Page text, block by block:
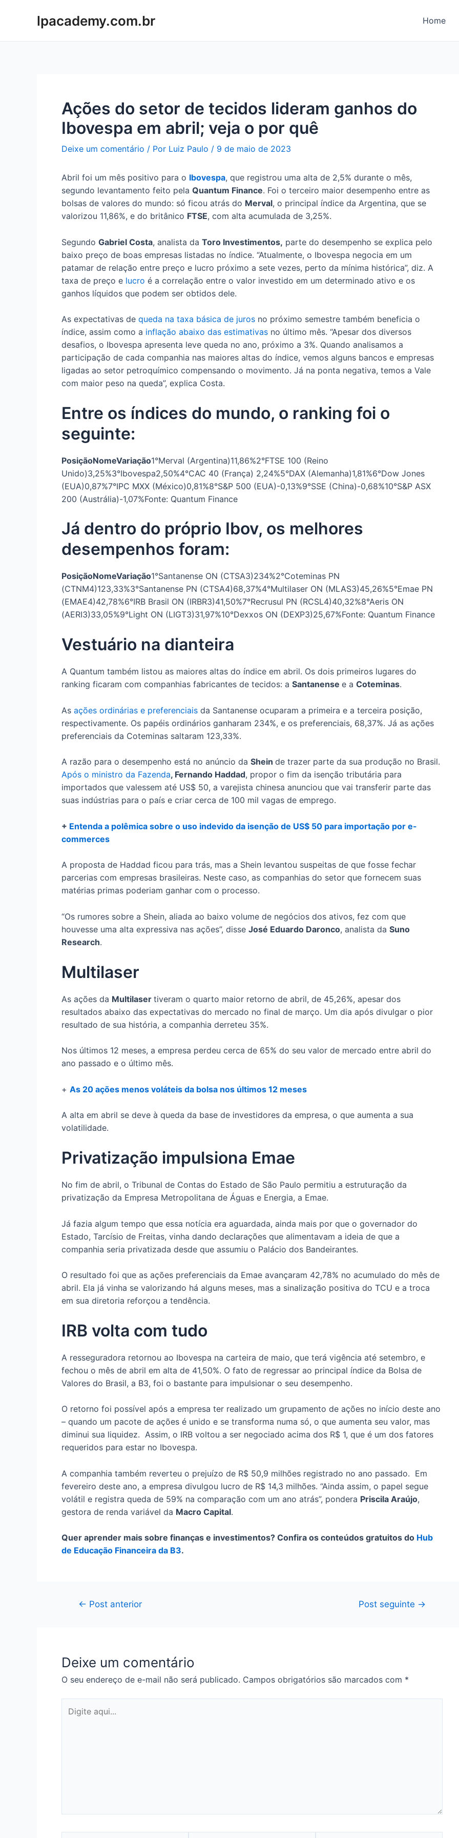
lpacademy.com.br Home
Ações do setor de tecidos lideram ganhos do
Ibovespa em abril; veja o por quê
Deixe um comentário / Por Luiz Paulo / 9 de maio de 2023
Abril foi um mês positivo para o Ibovespa, que registrou uma alta de 2,5% durante o mês,
segundo levantamento feito pela Quantum Finance. Foi o terceiro maior desempenho entre as
bolsas de valores do mundo: só ficou atrás do Merval, o principal índice da Argentina, que se
valorizou 11,86%, e do britânico FTSE, com alta acumulada de 3,25%.
Segundo Gabriel Costa, analista da Toro Investimentos, parte do desempenho se explica pelo
baixo preço de boas empresas listadas no índice. “Atualmente, o Ibovespa negocia em um
patamar de relação entre preço e lucro próximo a sete vezes, perto da mínima histórica”, diz. A
taxa de preço e lucro é a correlação entre o valor investido em um determinado ativo e os
ganhos líquidos que podem ser obtidos dele.
As expectativas de queda na taxa básica de juros no próximo semestre também beneficia o
índice, assim como a inflação abaixo das estimativas no último mês. “Apesar dos diversos
desafios, o Ibovespa apresenta leve queda no ano, próximo a 3%. Quando analisamos a
participação de cada companhia nas maiores altas do índice, vemos alguns bancos e empresas
ligadas ao setor petroquímico compensando o movimento. Já na ponta negativa, temos a Vale
com maior peso na queda”, explica Costa.
Entre os índices do mundo, o ranking foi o
seguinte:
PosiçãoNomeVariação1°Merval (Argentina)11,86%2°FTSE 100 (Reino
Unido)3,25%3°Ibovespa2,50%4°CAC 40 (França) 2,24%5°DAX (Alemanha)1,81%6°Dow Jones
(EUA)0,87%7°IPC MXX (México)0,81%8°S&P 500 (EUA)-0,13%9°SSE (China)-0,68%10°S&P ASX
200 (Austrália)-1,07%Fonte: Quantum Finance
Já dentro do próprio Ibov, os melhores
desempenhos foram:
PosiçãoNomeVariação1°Santanense ON (CTSA3)234%2°Coteminas PN
(CTNM4)123,33%3°Santanense PN (CTSA4)68,37%4°Multilaser ON (MLAS3)45,26%5°Emae PN
(EMAE4)42,78%6°IRB Brasil ON (IRBR3)41,50%7°Recrusul PN (RCSL4)40,32%8°Aeris ON
(AERI3)33,05%9°Light ON (LIGT3)31,97%10°Dexxos ON (DEXP3)25,67%Fonte: Quantum Finance
Vestuário na dianteira
A Quantum também listou as maiores altas do índice em abril. Os dois primeiros lugares do
ranking ficaram com companhias fabricantes de tecidos: a Santanense e a Coteminas.
As ações ordinárias e preferenciais da Santanense ocuparam a primeira e a terceira posição,
respectivamente. Os papéis ordinários ganharam 234%, e os preferenciais, 68,37%. Já as ações
preferenciais da Coteminas saltaram 123,33%.
A razão para o desempenho está no anúncio da Shein de trazer parte da sua produção no Brasil.
Após o ministro da Fazenda, Fernando Haddad, propor o fim da isenção tributária para
importados que valessem até US$ 50, a varejista chinesa anunciou que vai transferir parte das
suas indústrias para o país e criar cerca de 100 mil vagas de emprego.
+ Entenda a polêmica sobre o uso indevido da isenção de US$ 50 para importação por e-
commerces
A proposta de Haddad ficou para trás, mas a Shein levantou suspeitas de que fosse fechar
parcerias com empresas brasileiras. Neste caso, as companhias do setor que fornecem suas
matérias primas poderiam ganhar com o processo.
“Os rumores sobre a Shein, aliada ao baixo volume de negócios dos ativos, fez com que
houvesse uma alta expressiva nas ações”, disse José Eduardo Daronco, analista da Suno
Research.
Multilaser
As ações da Multilaser tiveram o quarto maior retorno de abril, de 45,26%, apesar dos
resultados abaixo das expectativas do mercado no final de março. Um dia após divulgar o pior
resultado de sua história, a companhia derreteu 35%.
Nos últimos 12 meses, a empresa perdeu cerca de 65% do seu valor de mercado entre abril do
ano passado e o último mês.
+ As 20 ações menos voláteis da bolsa nos últimos 12 meses
A alta em abril se deve à queda da base de investidores da empresa, o que aumenta a sua
volatilidade.
Privatização impulsiona Emae
No fim de abril, o Tribunal de Contas do Estado de São Paulo permitiu a estruturação da
privatização da Empresa Metropolitana de Águas e Energia, a Emae.
Já fazia algum tempo que essa notícia era aguardada, ainda mais por que o governador do
Estado, Tarcísio de Freitas, vinha dando declarações que alimentavam a ideia de que a
companhia seria privatizada desde que assumiu o Palácio dos Bandeirantes.
O resultado foi que as ações preferenciais da Emae avançaram 42,78% no acumulado do mês de
abril. Ela já vinha se valorizando há alguns meses, mas a sinalização positiva do TCU e a troca
em sua diretoria reforçou a tendência.
IRB volta com tudo
A resseguradora retornou ao Ibovespa na carteira de maio, que terá vigência até setembro, e
fechou o mês de abril em alta de 41,50%. O fato de regressar ao principal índice da Bolsa de
Valores do Brasil, a B3, foi o bastante para impulsionar o seu desempenho.
O retorno foi possível após a empresa ter realizado um grupamento de ações no início deste ano
– quando um pacote de ações é unido e se transforma numa só, o que aumenta seu valor, mas
diminui sua liquidez. Assim, o IRB voltou a ser negociado acima dos R$ 1, que é um dos fatores
requeridos para estar no Ibovespa.
A companhia também reverteu o prejuízo de R$ 50,9 milhões registrado no ano passado. Em
fevereiro deste ano, a empresa divulgou lucro de R$ 14,3 milhões. “Ainda assim, o papel segue
volátil e registra queda de 59% na comparação com um ano atrás”, pondera Priscila Araújo,
gestora de renda variável da Macro Capital.
Quer aprender mais sobre finanças e investimentos? Confira os conteúdos gratuitos do Hub
de Educação Financeira da B3.
Navegação
← Post anterior Post seguinte →
Deixe um comentário
O seu endereço de e-mail não será publicado. Campos obrigatórios são marcados com *
aqui...